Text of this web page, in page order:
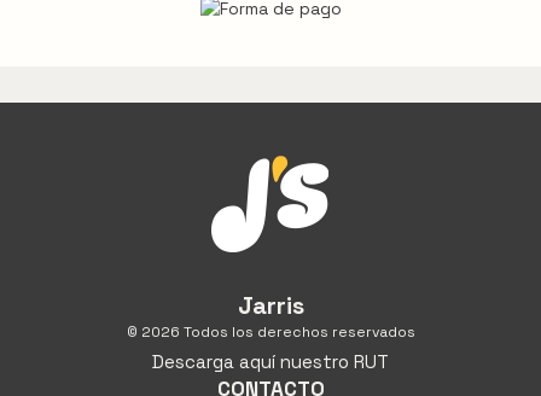
Jarris
© 2026 Todos los derechos reservados
Descarga aquí nuestro RUT
CONTACTO